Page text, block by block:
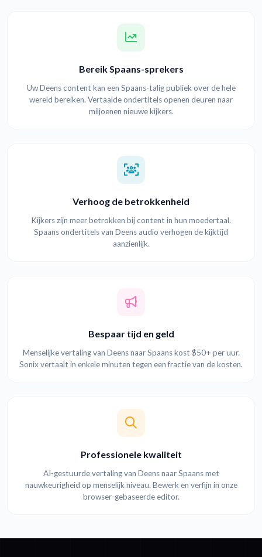
Bereik Spaans-sprekers
Uw Deens content kan een Spaans-talig publiek over de hele
wereld bereiken. Vertaalde ondertitels openen deuren naar
miljoenen nieuwe kijkers.
Verhoog de betrokkenheid
Kijkers zijn meer betrokken bij content in hun moedertaal.
Spaans ondertitels van Deens audio verhogen de kijktijd
aanzienlijk.
Bespaar tijd en geld
Menselijke vertaling van Deens naar Spaans kost $50+ per uur.
Sonix vertaalt in enkele minuten tegen een fractie van de kosten.
Professionele kwaliteit
AI-gestuurde vertaling van Deens naar Spaans met
nauwkeurigheid op menselijk niveau. Bewerk en verfijn in onze
browser-gebaseerde editor.